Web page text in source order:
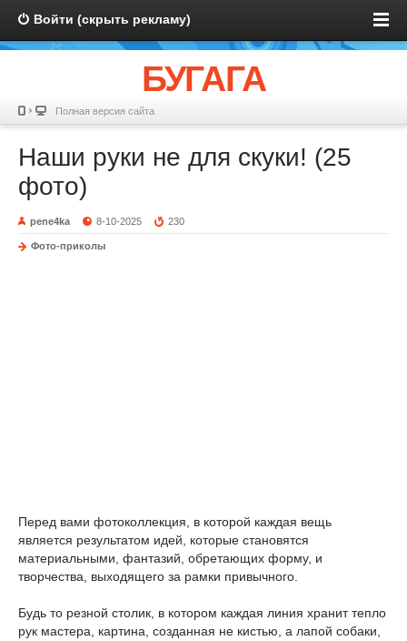
Войти (скрыть рекламу)
БУГАГА
Полная версия сайта
Наши руки не для скуки! (25
фото)
pene4ka 8-10-2025 230
Фото-приколы
Перед вами фотоколлекция, в которой каждая вещь
является результатом идей, которые становятся
материальными, фантазий, обретающих форму, и
творчества, выходящего за рамки привычного.
Будь то резной столик, в котором каждая линия хранит тепло
рук мастера, картина, созданная не кистью, а лапой собаки,